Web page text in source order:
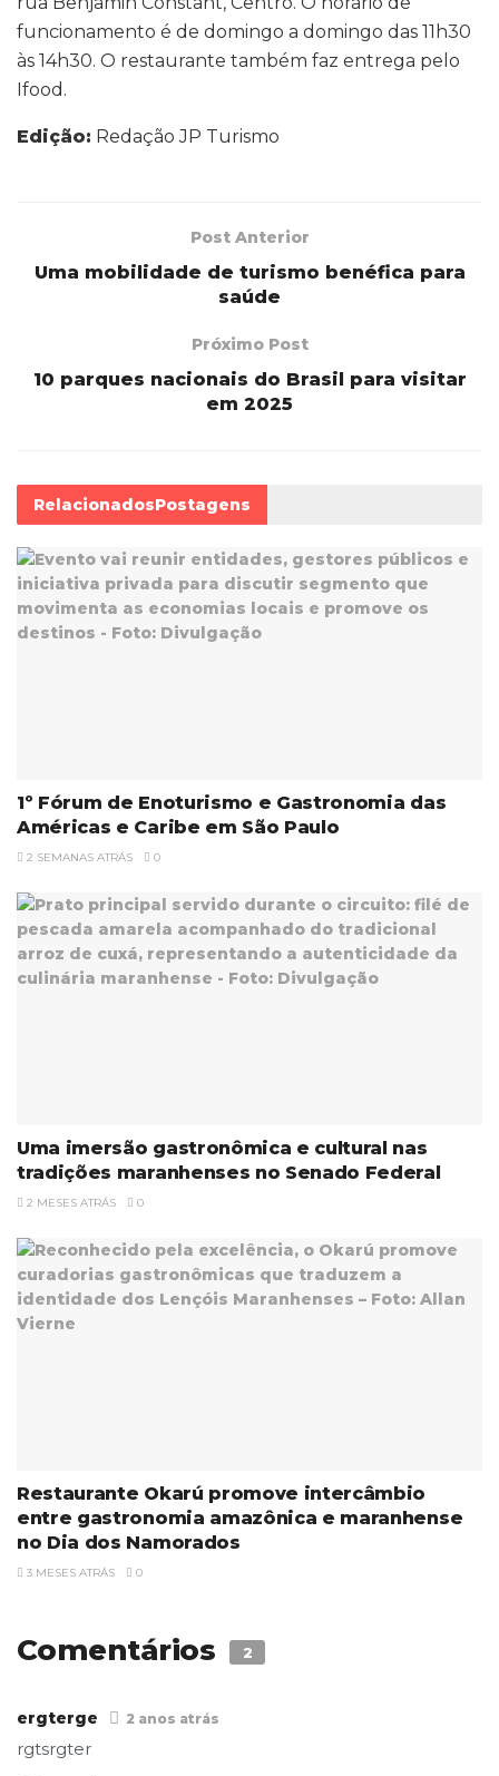
funcionamento é de domingo a domingo das 11h30
às 14h30. O restaurante também faz entrega pelo
Ifood.
Edição: Redação JP Turismo
Post Anterior
Uma mobilidade de turismo benéfica para
saúde
Próximo Post
10 parques nacionais do Brasil para visitar
em 2025
RelacionadosPostagens
1º Fórum de Enoturismo e Gastronomia das
Américas e Caribe em São Paulo
2 SEMANAS ATRÁS 0
Uma imersão gastronômica e cultural nas
tradições maranhenses no Senado Federal
2 MESES ATRÁS 0
Restaurante Okarú promove intercâmbio
entre gastronomia amazônica e maranhense
no Dia dos Namorados
3 MESES ATRÁS 0
Comentários 2
ergterge 2 anos atrás
rgtsrgter